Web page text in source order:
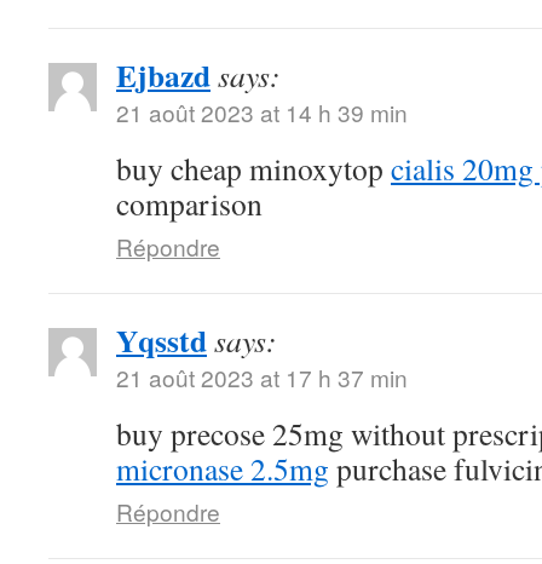
Ejbazdsays:
21 août 2023 at 14 h 39 min
buy cheap minoxytop cialis
comparison
Répondre
Yqsstdsays:
21 août 2023 at 17 h 37 min
buy precose 25mg without
micronase 2.5mg purchase
Répondre